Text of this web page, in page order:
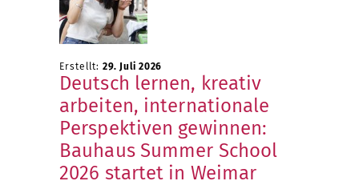
Erstellt: 29. Juli 2026
Deutsch lernen, kreativ
arbeiten, internationale
Perspektiven gewinnen:
Bauhaus Summer School
2026 startet in Weimar